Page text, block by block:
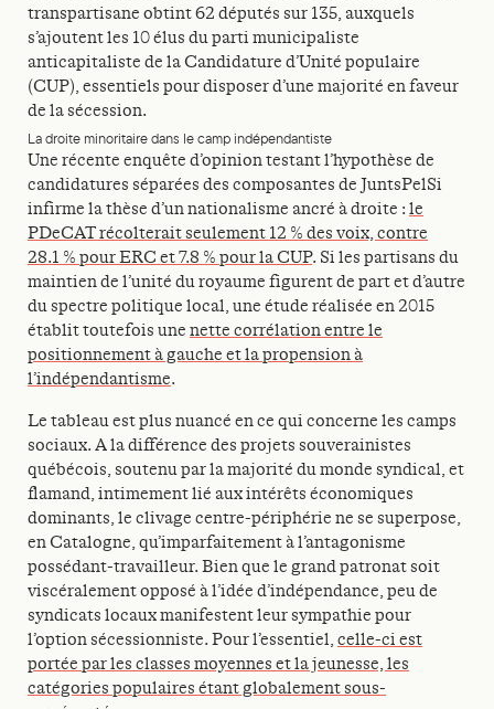
transpartisane obtint 62 députés sur 135, auxquels
s’ajoutent les 10 élus du parti municipaliste
anticapitaliste de la Candidature d’Unité populaire
(CUP), essentiels pour disposer d’une majorité en faveur
de la sécession.
La droite minoritaire dans le camp indépendantiste
Une récente enquête d’opinion testant l’hypothèse de
candidatures séparées des composantes de JuntsPelSi
infirme la thèse d’un nationalisme ancré à droite : le
PDeCAT récolterait seulement 12 % des voix, contre
28.1 % pour ERC et 7.8 % pour la CUP. Si les partisans du
maintien de l’unité du royaume figurent de part et d’autre
du spectre politique local, une étude réalisée en 2015
établit toutefois une nette corrélation entre le
positionnement à gauche et la propension à
l’indépendantisme.
Le tableau est plus nuancé en ce qui concerne les camps
sociaux. A la différence des projets souverainistes
québécois, soutenu par la majorité du monde syndical, et
flamand, intimement lié aux intérêts économiques
dominants, le clivage centre-périphérie ne se superpose,
en Catalogne, qu’imparfaitement à l’antagonisme
possédant-travailleur. Bien que le grand patronat soit
viscéralement opposé à l’idée d’indépendance, peu de
syndicats locaux manifestent leur sympathie pour
l’option sécessionniste. Pour l’essentiel, celle-ci est
portée par les classes moyennes et la jeunesse, les
catégories populaires étant globalement sous-